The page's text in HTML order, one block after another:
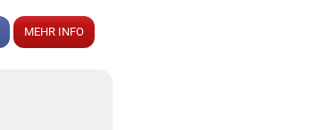
MEHR INFO